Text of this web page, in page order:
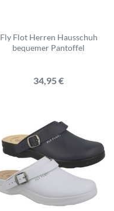
Fly Flot Herren Hausschuh
bequemer Pantoffel
34,95 €